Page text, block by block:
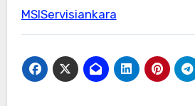
MSIServisiankara